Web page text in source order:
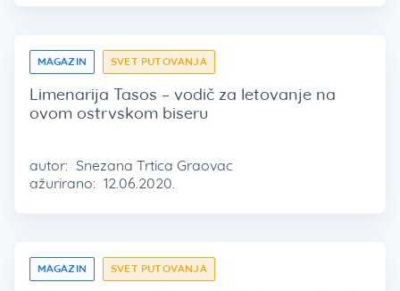
MAGAZIN SVET PUTOVANJA
Limenarija Tasos – vodič za letovanje na
ovom ostrvskom biseru
autor: Snezana Trtica Graovac
ažurirano: 12.06.2020.
MAGAZIN SVET PUTOVANJA